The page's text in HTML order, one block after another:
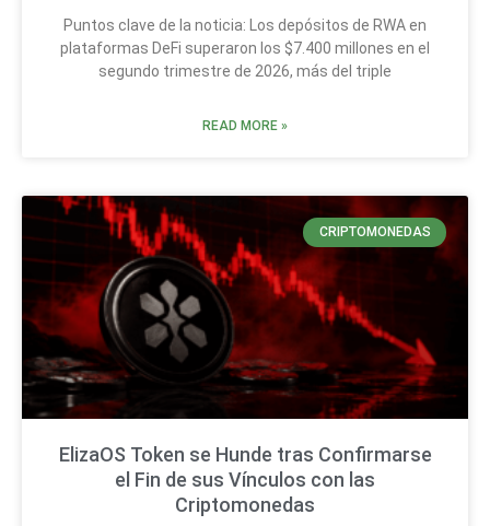
Puntos clave de la noticia: Los depósitos de RWA en
plataformas DeFi superaron los $7.400 millones en el
segundo trimestre de 2026, más del triple
READ MORE »
CRIPTOMONEDAS
ElizaOS Token se Hunde tras Confirmarse
el Fin de sus Vínculos con las
Criptomonedas